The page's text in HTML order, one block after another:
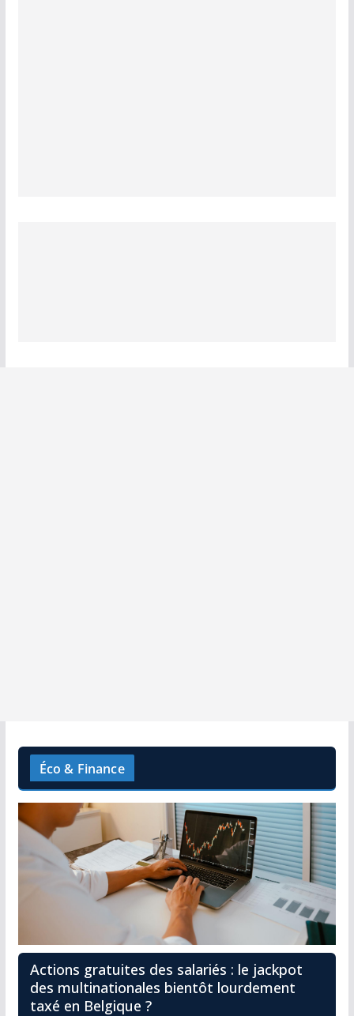
Éco & Finance
Actions gratuites des salariés : le jackpot
des multinationales bientôt lourdement
taxé en Belgique ?